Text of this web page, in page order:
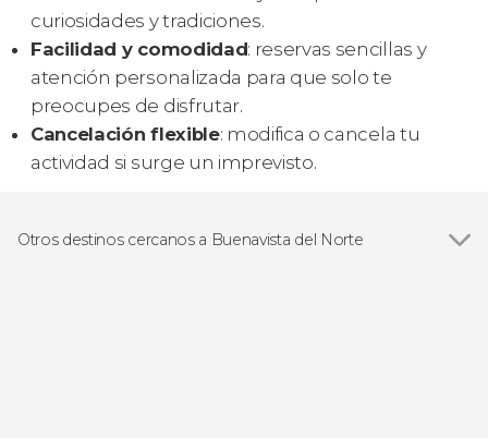
curiosidades y tradiciones.
Facilidad y comodidad: reservas sencillas y
atención personalizada para que solo te
preocupes de disfrutar.
Cancelación flexible: modifica o cancela tu
actividad si surge un imprevisto.
Otros destinos cercanos a Buenavista del Norte